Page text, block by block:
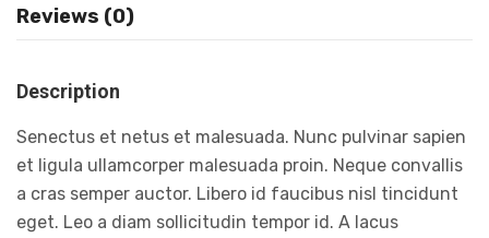
Reviews (0)
Description
Senectus et netus et malesuada. Nunc pulvinar sapien
et ligula ullamcorper malesuada proin. Neque convallis
a cras semper auctor. Libero id faucibus nisl tincidunt
eget. Leo a diam sollicitudin tempor id. A lacus